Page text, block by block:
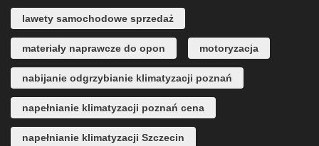
lawety samochodowe sprzedaż
materiały naprawcze do opon motoryzacja
nabijanie odgrzybianie klimatyzacji poznań
napełnianie klimatyzacji poznań cena
napełnianie klimatyzacji Szczecin